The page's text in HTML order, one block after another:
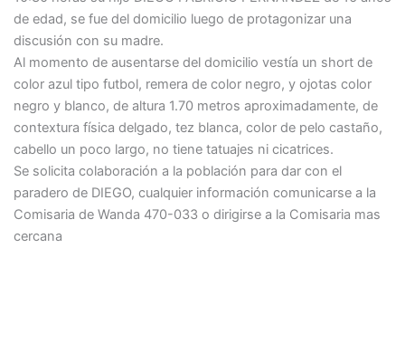
de edad, se fue del domicilio luego de protagonizar una
discusión con su madre.
Al momento de ausentarse del domicilio vestía un short de
color azul tipo futbol, remera de color negro, y ojotas color
negro y blanco, de altura 1.70 metros aproximadamente, de
contextura física delgado, tez blanca, color de pelo castaño,
cabello un poco largo, no tiene tatuajes ni cicatrices.
Se solicita colaboración a la población para dar con el
paradero de DIEGO, cualquier información comunicarse a la
Comisaria de Wanda 470-033 o dirigirse a la Comisaria mas
cercana